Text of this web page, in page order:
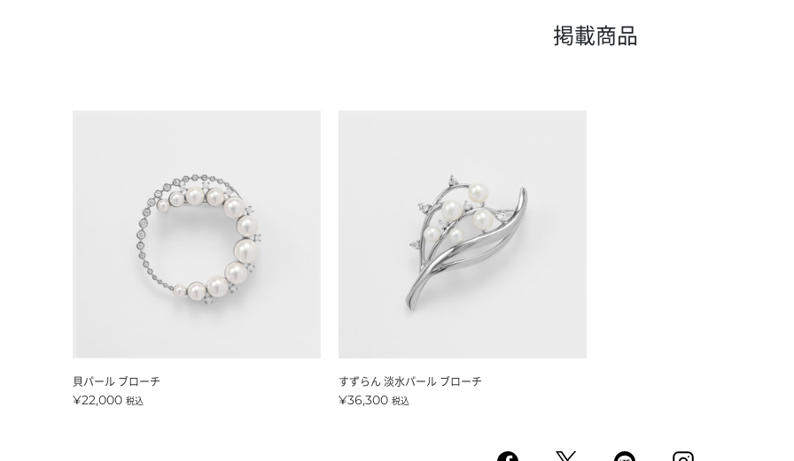
掲載商品
貝パール ブローチ
¥22,000 税込
すずらん 淡水パール ブローチ
¥36,300 税込